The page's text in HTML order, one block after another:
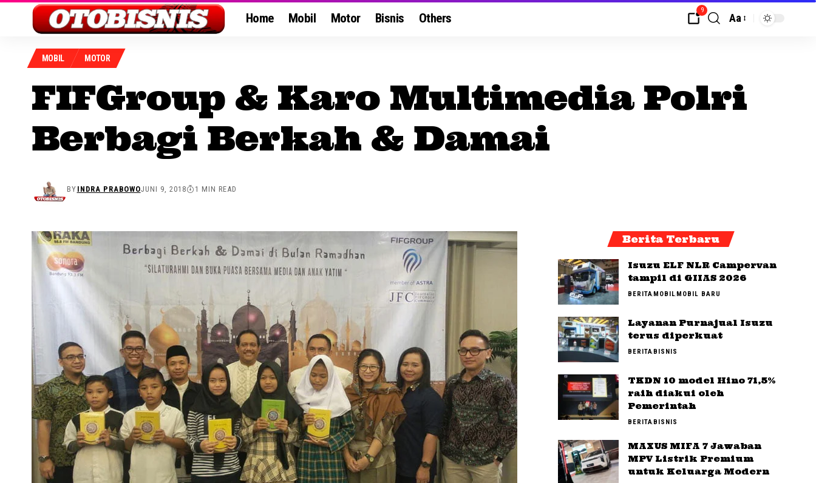
Home Mobil Motor Bisnis Others
9
Aa
MOBIL MOTOR
FIFGroup & Karo Multimedia Polri
Berbagi Berkah & Damai
BY INDRA PRABOWOJUNI 9, 2018 1 MIN READ
Berita Terbaru
Isuzu ELF NLR Campervan
tampil di GIIAS 2026
BERITAMOBILMOBIL BARU
Layanan Purnajual Isuzu
terus diperkuat
BERITABISNIS
TKDN 10 model Hino 71,5%
raih diakui oleh
Pemerintah
BERITABISNIS
MAXUS MIFA 7 Jawaban
MPV Listrik Premium
untuk Keluarga Modern